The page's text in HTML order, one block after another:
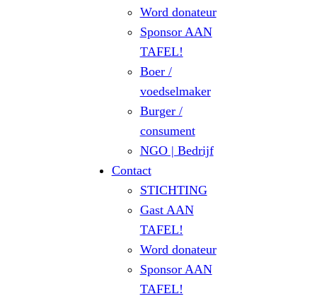
Word donateur
Sponsor AAN
TAFEL!
Boer /
voedselmaker
Burger /
consument
NGO | Bedrijf
Contact
STICHTING
Gast AAN
TAFEL!
Word donateur
Sponsor AAN
TAFEL!